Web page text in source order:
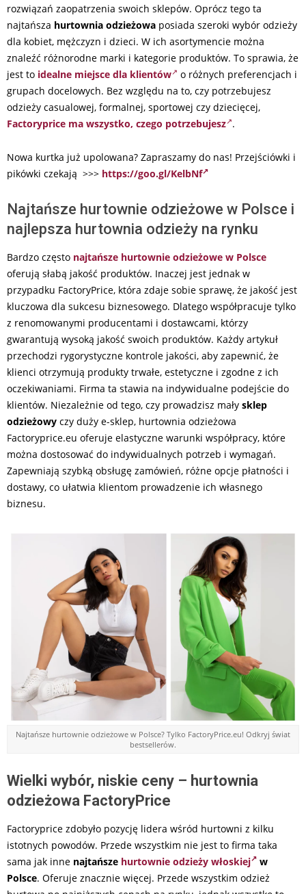
rozwiązań zaopatrzenia swoich sklepów. Oprócz tego ta
najtańsza hurtownia odzieżowa posiada szeroki wybór odzieży
dla kobiet, mężczyzn i dzieci. W ich asortymencie można
znaleźć różnorodne marki i kategorie produktów. To sprawia, że
jest to idealne miejsce dla klientów
o różnych preferencjach i
grupach docelowych. Bez względu na to, czy potrzebujesz
odzieży casualowej, formalnej, sportowej czy dziecięcej,
Factoryprice ma wszystko, czego potrzebujesz .
Nowa kurtka już upolowana? Zapraszamy do nas! Przejściówki i
pikówki czekają >>> https://goo.gl/KelbNf
Najtańsze hurtownie odzieżowe w Polsce i
najlepsza hurtownia odzieży na rynku
Bardzo często najtańsze hurtownie odzieżowe w Polsce
oferują słabą jakość produktów. Inaczej jest jednak w
przypadku FactoryPrice, która zdaje sobie sprawę, że jakość jest
kluczowa dla sukcesu biznesowego. Dlatego współpracuje tylko
z renomowanymi producentami i dostawcami, którzy
gwarantują wysoką jakość swoich produktów. Każdy artykuł
przechodzi rygorystyczne kontrole jakości, aby zapewnić, że
klienci otrzymują produkty trwałe, estetyczne i zgodne z ich
oczekiwaniami. Firma ta stawia na indywidualne podejście do
klientów. Niezależnie od tego, czy prowadzisz mały sklep
odzieżowy czy duży e-sklep, hurtownia odzieżowa
Factoryprice.eu oferuje elastyczne warunki współpracy, które
można dostosować do indywidualnych potrzeb i wymagań.
Zapewniają szybką obsługę zamówień, różne opcje płatności i
dostawy, co ułatwia klientom prowadzenie ich własnego
biznesu.
Najtańsze hurtownie odzieżowe w Polsce? Tylko FactoryPrice.eu! Odkryj świat
bestsellerów.
Wielki wybór, niskie ceny – hurtownia
odzieżowa FactoryPrice
Factoryprice zdobyło pozycję lidera wśród hurtowni z kilku
istotnych powodów. Przede wszystkim nie jest to firma taka
sama jak inne najtańsze hurtownie odzieży włoskiej
w
Polsce. Oferuje znacznie więcej. Przede wszystkim odzież